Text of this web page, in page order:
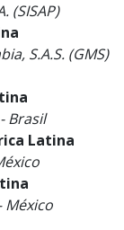
(SISAP)
S.A.S. (GMS)
Brasil
Latina
México